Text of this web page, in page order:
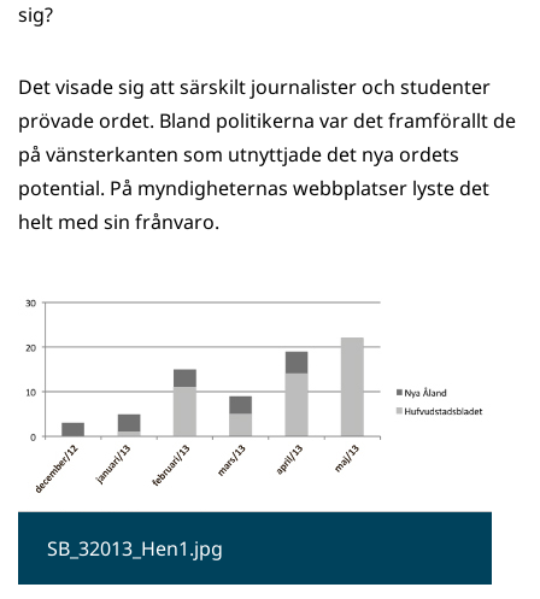
sig?
Det visade sig att särskilt journalister och studenter
prövade ordet. Bland politikerna var det framförallt de
på vänsterkanten som utnyttjade det nya ordets
potential. På myndigheternas webbplatser lyste det
helt med sin frånvaro.
SB_32013_Hen1.jpg